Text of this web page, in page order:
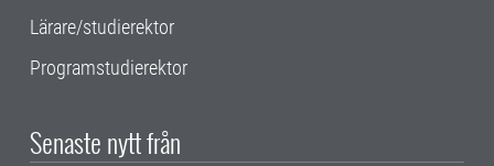
Lärare/studierektor
Programstudierektor
Senaste nytt från